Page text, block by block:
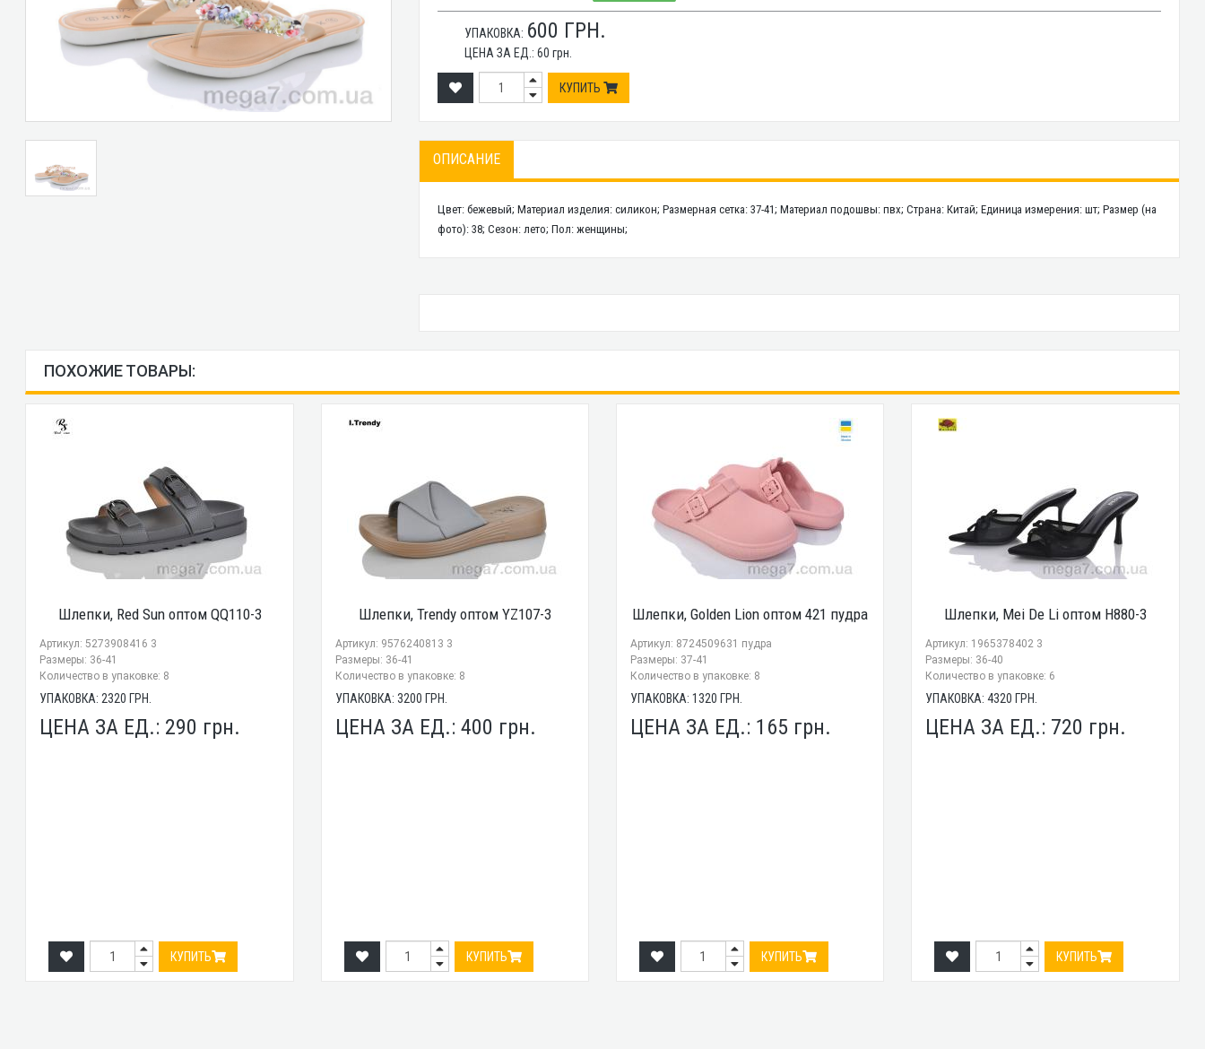
УПАКОВКА: 600 ГРН.
ЦЕНА ЗА ЕД.:60 грн.
КУПИТЬ
ОПИСАНИЕ
Цвет: бежевый; Материал изделия: силикон; Размерная сетка: 37-41; Материал подошвы: пвх; Страна: Китай; Единица измерения: шт; Размер (на
фото): 38; Сезон: лето; Пол: женщины;
ПОХОЖИЕ ТОВАРЫ:
Шлепки, Red Sun оптом QQ110-3
Артикул: 5273908416 3
Размеры: 36-41
Количество в упаковке: 8
УПАКОВКА: 2320 ГРН.
ЦЕНА ЗА ЕД.: 290 грн.
КУПИТЬ
Шлепки, Trendy оптом YZ107-3
Артикул: 9576240813 3
Размеры: 36-41
Количество в упаковке: 8
УПАКОВКА: 3200 ГРН.
ЦЕНА ЗА ЕД.: 400 грн.
КУПИТЬ
Шлепки, Golden Lion оптом 421 пудра
Артикул: 8724509631 пудра
Размеры: 37-41
Количество в упаковке: 8
УПАКОВКА: 1320 ГРН.
ЦЕНА ЗА ЕД.: 165 грн.
КУПИТЬ
Шлепки, Mei De Li оптом H880-3
Артикул: 1965378402 3
Размеры: 36-40
Количество в упаковке: 6
УПАКОВКА:4320 ГРН.
ЦЕНА ЗА ЕД.: 720 грн.
КУПИТЬ